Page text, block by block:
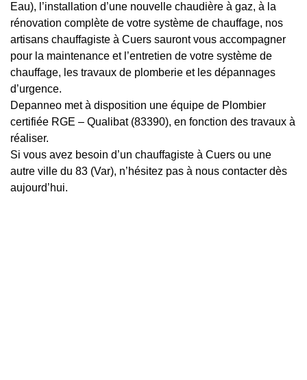
Eau), l’installation d’une nouvelle chaudière à gaz, à la
rénovation complète de votre système de chauffage, nos
artisans chauffagiste à Cuers sauront vous accompagner
pour la maintenance et l’entretien de votre système de
chauffage, les travaux de plomberie et les dépannages
d’urgence.
Depanneo met à disposition une équipe de Plombier
certifiée RGE – Qualibat (83390), en fonction des travaux à
réaliser.
Si vous avez besoin d’un chauffagiste à Cuers ou une
autre ville du 83 (Var), n’hésitez pas à nous contacter dès
aujourd’hui.